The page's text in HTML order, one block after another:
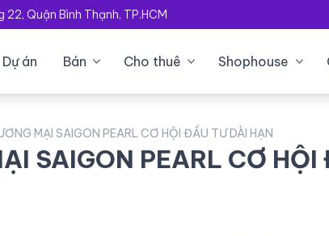
Quận Bình Thạnh, TP.HCM
Dự án Bán Cho thuê Shophouse
MẠI SAIGON PEARL CƠ HỘI ĐẦU TƯ DÀI HẠN
SAIGON PEARL CƠ HỘI